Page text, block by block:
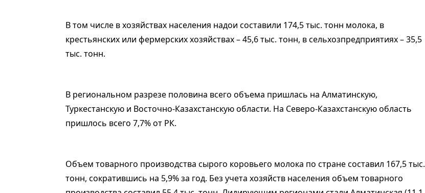
В том числе в хозяйствах населения надои составили 174,5 тыс. тонн молока, в
крестьянских или фермерских хозяйствах – 45,6 тыс. тонн, в сельхозпредприятиях – 35,5
тыс. тонн.
В региональном разрезе половина всего объема пришлась на Алматинскую,
Туркестанскую и Восточно-Казахстанскую области. На Северо-Казахстанскую область
пришлось всего 7,7% от РК.
Объем товарного производства сырого коровьего молока по стране составил 167,5 тыс.
тонн, сократившись на 5,9% за год. Без учета хозяйств населения объем товарного